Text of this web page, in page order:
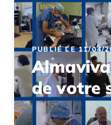
PUBLIÉ LE 11/04/
de votre